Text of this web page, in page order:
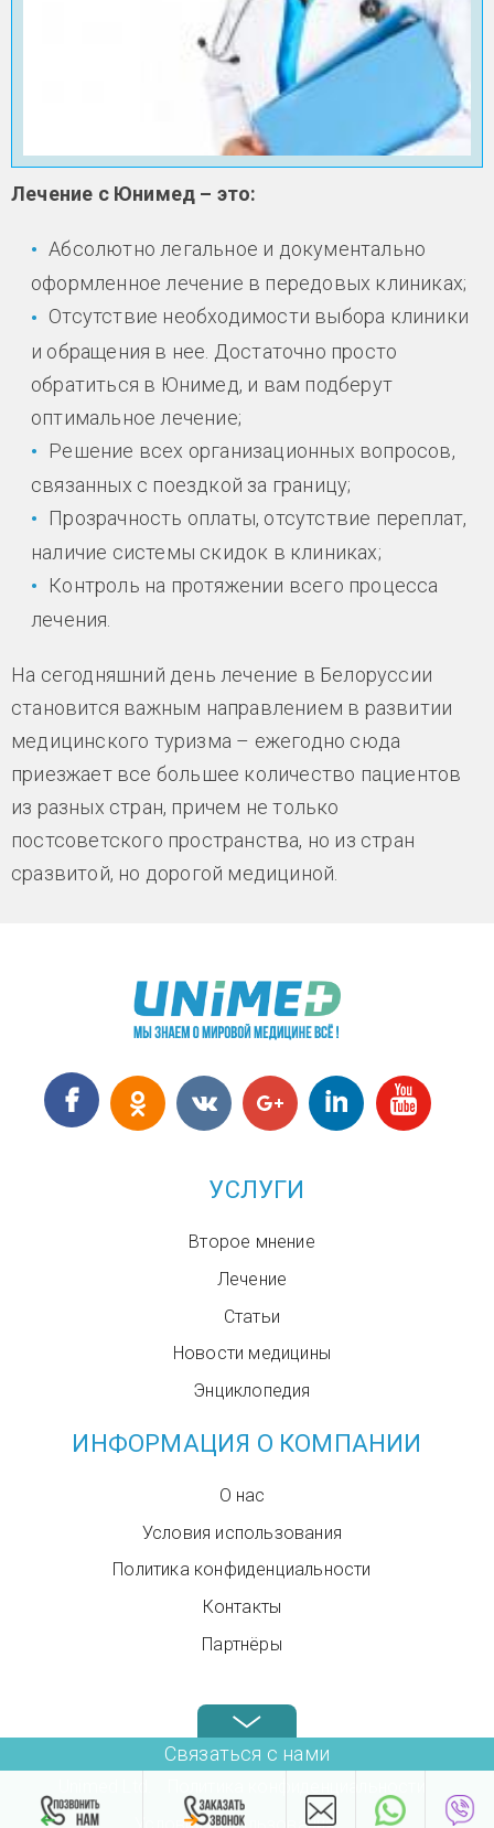
Лечение с Юнимед – это:
Абсолютно легальное и документально
оформленное лечение в передовых клиниках;
Отсутствие необходимости выбора клиники
и обращения в нее. Достаточно просто
обратиться в Юнимед, и вам подберут
оптимальное лечение;
Решение всех организационных вопросов,
связанных с поездкой за границу;
Прозрачность оплаты, отсутствие переплат,
наличие системы скидок в клиниках;
Контроль на протяжении всего процесса
лечения.
На сегодняшний день лечение в Белоруссии
становится важным направлением в развитии
медицинского туризма – ежегодно сюда
приезжает все большее количество пациентов
из разных стран, причем не только
постсоветского пространства, но из стран
сразвитой, но дорогой медициной.
УСЛУГИ
Второе мнение
Лечение
Статьи
Новости медицины
Энциклопедия
ИНФОРМАЦИЯ О КОМПАНИИ
О нас
Условия использования
Политика конфиденциальности
Контакты
Партнёры
Звоните нам в любое время: +972.4.6899580
Условия использования
Связаться с нами